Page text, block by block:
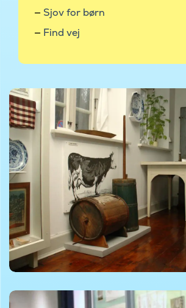
Sjov for børn
Find vej
©foto af Lemvig museum